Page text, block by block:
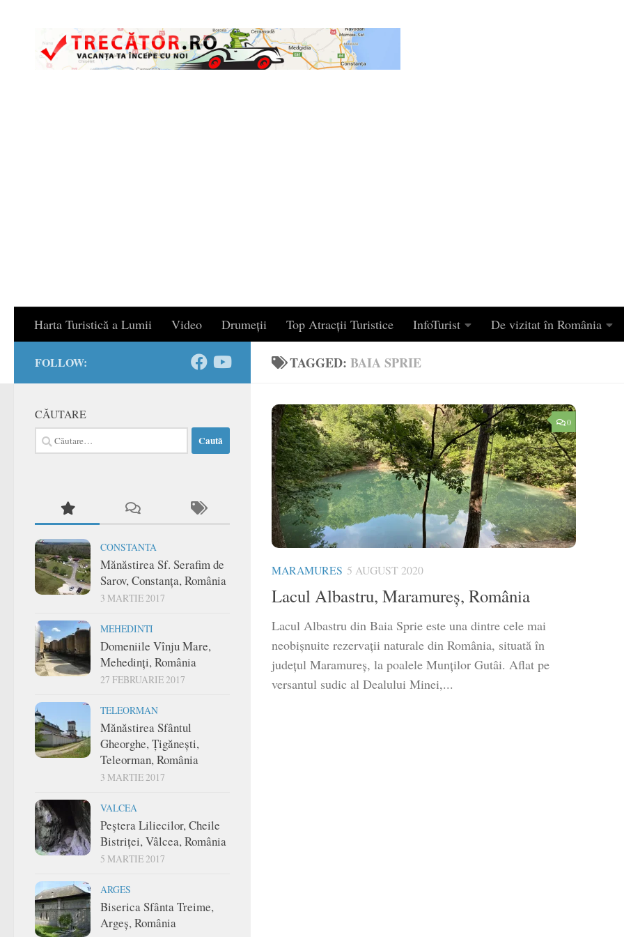
Harta Turistică a Lumii Video Drumeții Top Atracții Turistice InfoTurist De vizitat în România
TAGGED:BAIA SPRIE
0
MARAMURES 5 AUGUST 2020
Lacul Albastru, Maramureș, România
Lacul Albastru din Baia Sprie este una dintre cele mai
neobișnuite rezervații naturale din România, situată în
județul Maramureș, la poalele Munților Gutâi. Aflat pe
versantul sudic al Dealului Minei,...
FOLLOW:
CĂUTARE
Caută
după:
CONSTANTA
Mănăstirea Sf. Serafim de
Sarov, Constanța, România
3 MARTIE 2017
MEHEDINTI
Domeniile Vînju Mare,
Mehedinți, România
27 FEBRUARIE 2017
TELEORMAN
Mănăstirea Sfântul
Gheorghe, Țigănești,
Teleorman, România
3 MARTIE 2017
VALCEA
Peștera Liliecilor, Cheile
Bistriței, Vâlcea, România
5 MARTIE 2017
ARGES
Biserica Sfânta Treime,
Argeș, România